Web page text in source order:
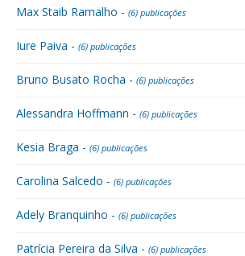
Max Staib Ramalho - (6) publicações
Iure Paiva - (6) publicações
Bruno Busato Rocha - (6) publicações
Alessandra Hoffmann - (6) publicações
Kesia Braga - (6) publicações
Carolina Salcedo - (6) publicações
Adely Branquinho - (6) publicações
Patrícia Pereira da Silva - (6) publicações